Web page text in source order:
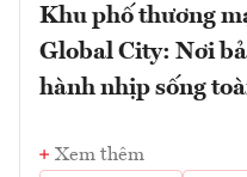
Khu phố thương
Global City: Nơi
hành nhịp sống
Xem thêm